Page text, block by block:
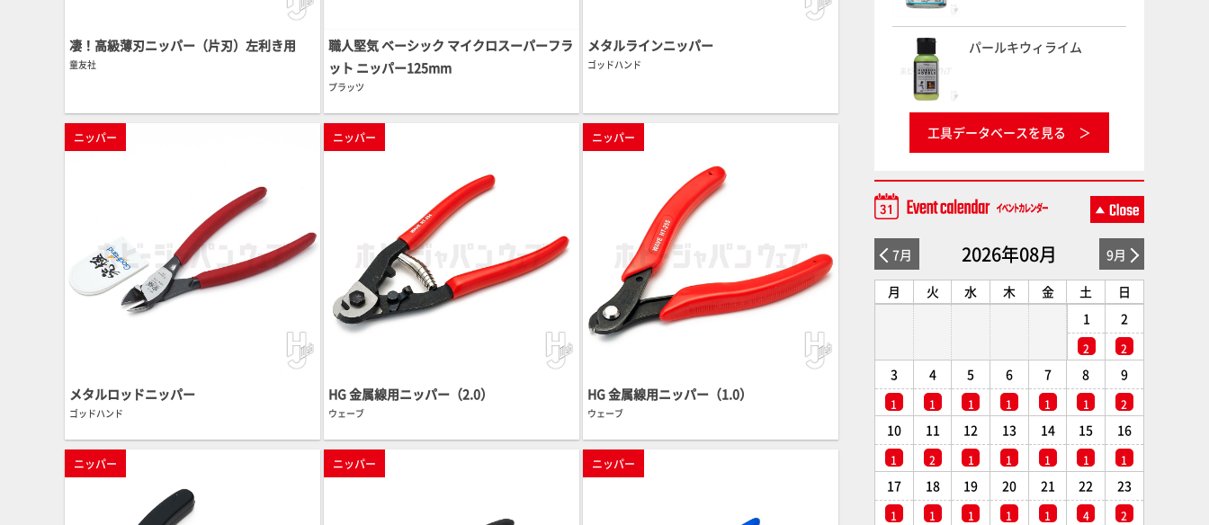
凄！高級薄刃ニッパー（片刃）左利き用
童友社
職人堅気 ベーシック マイクロスーパーフラ
ット ニッパー125mm
プラッツ
メタルラインニッパー
ゴッドハンド
ニッパー
メタルロッドニッパー
ゴッドハンド
ニッパー
HG 金属線用ニッパー（2.0）
ウェーブ
ニッパー
HG 金属線用ニッパー（1.0）
ウェーブ
ニッパー ニッパー ニッパー
パールキウィライム
工具データベースを見る
7月 2026年08月 9月
月 火 水 木 金 土
日
1
2
2
2
3
1
4
1
5
1
6
1
7
1
8
1
9
2
10
1
11
2
12
1
13
1
14
1
15
1
16
1
17
1
18
1
19
1
20
1
21
1
22
4
23
2